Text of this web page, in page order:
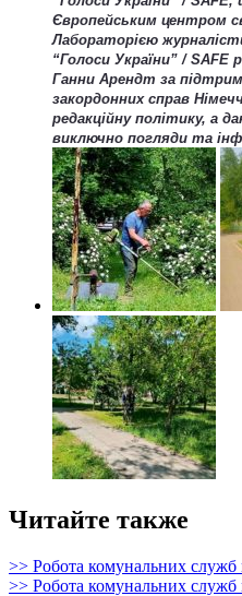
Європейським центром
Лабораторією
“Голоси України” / SAFE
Ганни Арендт за
закордонних справ
редакційну політику, а
виключно погляди та
Читайте также
>> Робота комунальних служб
>> Робота комунальних служб